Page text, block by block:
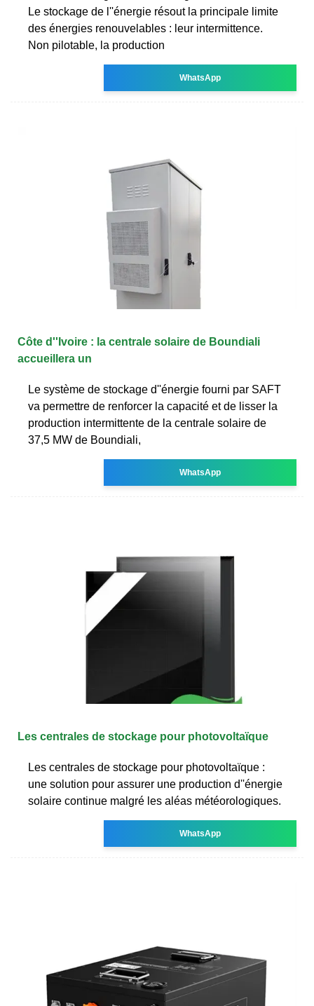
Le stockage de l''énergie résout la principale limite
des énergies renouvelables : leur intermittence.
Non pilotable, la production
WhatsApp
Côte d''Ivoire : la centrale solaire de Boundiali
accueillera un
Le système de stockage d''énergie fourni par SAFT
va permettre de renforcer la capacité et de lisser la
production intermittente de la centrale solaire de
37,5 MW de Boundiali,
WhatsApp
Les centrales de stockage pour photovoltaïque
Les centrales de stockage pour photovoltaïque :
une solution pour assurer une production d''énergie
solaire continue malgré les aléas météorologiques.
WhatsApp